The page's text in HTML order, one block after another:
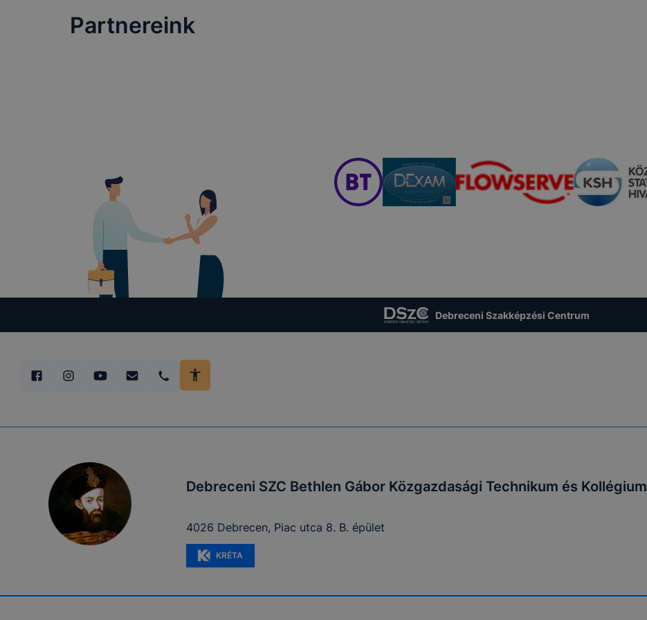
Partnereink
Debreceni Szakképzési Centrum
Debreceni SZC Bethlen Gábor Közgazdasági Technikum és Kollégium
4026 Debrecen, Piac utca 8. B. épület
KRÉTA